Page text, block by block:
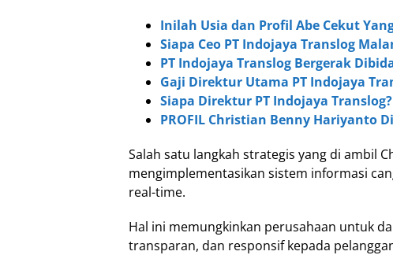
Inilah Usia dan Profil Abe Cekut
Siapa Ceo PT Indojaya Translog
PT Indojaya Translog Bergerak
Gaji Direktur Utama PT Indojaya
Siapa Direktur PT Indojaya
PROFIL Christian Benny Hariyanto
Salah satu langkah strategis yang di ambil
mengimplementasikan sistem informasi
real-time.
Hal ini memungkinkan perusahaan untuk
transparan, dan responsif kepada